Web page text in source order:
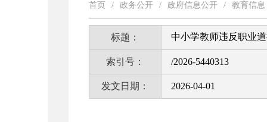
首页 / 政务公开 / 政府信息公开 / 教育信息
标题： 中小学教师违反职业
索引号： /2026-5440313
发文日期： 2026-04-01